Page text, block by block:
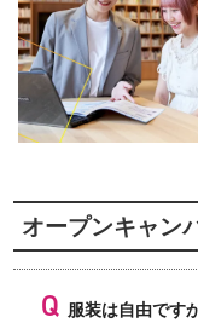
オープンキャン
服装は自由です